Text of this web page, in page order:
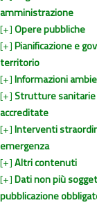
amministrazione
[+]Opere pubbliche
[+]Pianificazione e
territorio
[+]Informazioni
[+]Strutture
accreditate
[+]Interventi
emergenza
[+]Altri contenuti
[+]Dati non più
pubblicazione